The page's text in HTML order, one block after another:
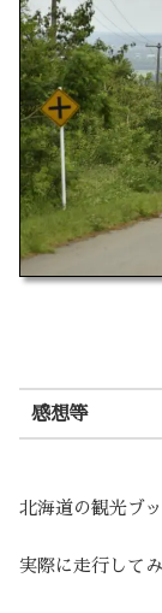
感想等
北海道の観光ブ
実際に走行して